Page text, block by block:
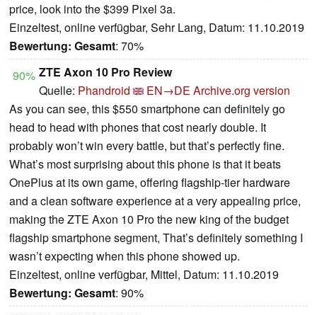
price, look into the $399 Pixel 3a.
Einzeltest, online verfügbar, Sehr Lang, Datum: 11.10.2019
Bewertung: Gesamt: 70%
90% ZTE Axon 10 Pro Review
Quelle: Phandroid EN→DE Archive.org version
As you can see, this $550 smartphone can definitely go
head to head with phones that cost nearly double. It
probably won’t win every battle, but that’s perfectly fine.
What’s most surprising about this phone is that it beats
OnePlus at its own game, offering flagship-tier hardware
and a clean software experience at a very appealing price,
making the ZTE Axon 10 Pro the new king of the budget
flagship smartphone segment, That’s definitely something I
wasn’t expecting when this phone showed up.
Einzeltest, online verfügbar, Mittel, Datum: 11.10.2019
Bewertung: Gesamt: 90%